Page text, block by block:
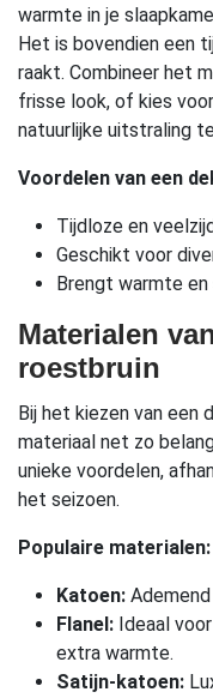
warmte in je
Het is bovendien een
raakt. Combineer het
frisse look, of kies
natuurlijke uitstraling
Voordelen van een
Tijdloze en
Geschikt voor
Brengt warmte
Materialen
roestbruin
Bij het kiezen van
materiaal net zo
unieke voordelen,
het seizoen.
Populaire materialen:
Katoen:
Flanel: Ideaal
extra warmte.
Satijn-katoen: